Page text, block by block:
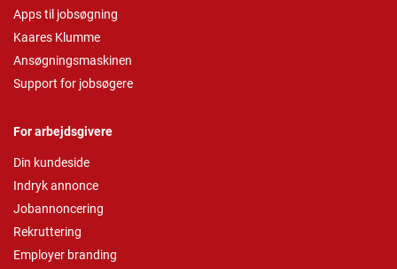
Apps til jobsøgning
Kaares Klumme
Ansøgningsmaskinen
Support for jobsøgere
For arbejdsgivere
Din kundeside
Indryk annonce
Jobannoncering
Rekruttering
Employer branding